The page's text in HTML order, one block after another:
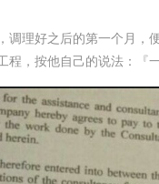
调理好之后的第一个月，
程，按他自己的说法：『